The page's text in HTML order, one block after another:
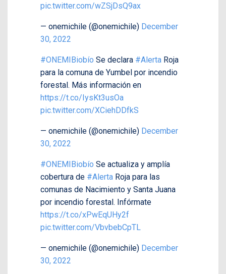
pic.twitter.com/wZSjDsQ9ax
— onemichile (@onemichile) December
30, 2022
#ONEMIBiobío Se declara #Alerta Roja
para la comuna de Yumbel por incendio
forestal. Más información en
https://t.co/IysKt3usOa
pic.twitter.com/XCiehDDfkS
— onemichile (@onemichile) December
30, 2022
#ONEMIBiobío Se actualiza y amplía
cobertura de #Alerta Roja para las
comunas de Nacimiento y Santa Juana
por incendio forestal. Infórmate
https://t.co/xPwEqUHy2f
pic.twitter.com/VbvbebCpTL
— onemichile (@onemichile) December
30, 2022